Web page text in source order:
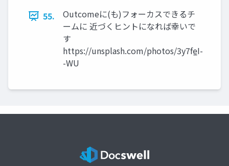
55.
Outcomeに(も)フォーカスできるチ
ームに 近づくヒントになれば幸いで
す
https://unsplash.com/photos/3y7fe̲I-
-WU